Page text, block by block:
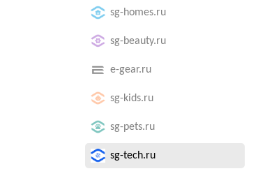
sg-homes.ru
sg-beauty.ru
e-gear.ru
sg-kids.ru
sg-pets.ru
sg-tech.ru